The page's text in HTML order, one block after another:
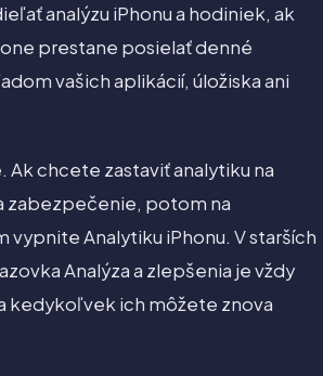
analýzu iPhonu a hodiniek, ak
prestane posielať denné
vašich aplikácií, úložiska ani
chcete zastaviť analytiku na
zabezpečenie, potom na
vypnite Analytiku iPhonu. V starších
Analýza a zlepšenia je vždy
kedykoľvek ich môžete znova